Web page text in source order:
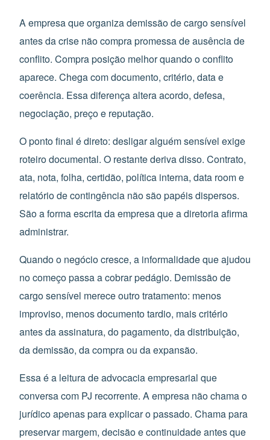
A empresa que organiza demissão de cargo sensível
antes da crise não compra promessa de ausência de
conflito. Compra posição melhor quando o conflito
aparece. Chega com documento, critério, data e
coerência. Essa diferença altera acordo, defesa,
negociação, preço e reputação.
O ponto final é direto: desligar alguém sensível exige
roteiro documental. O restante deriva disso. Contrato,
ata, nota, folha, certidão, política interna, data room e
relatório de contingência não são papéis dispersos.
São a forma escrita da empresa que a diretoria afirma
administrar.
Quando o negócio cresce, a informalidade que ajudou
no começo passa a cobrar pedágio. Demissão de
cargo sensível merece outro tratamento: menos
improviso, menos documento tardio, mais critério
antes da assinatura, do pagamento, da distribuição,
da demissão, da compra ou da expansão.
Essa é a leitura de advocacia empresarial que
conversa com PJ recorrente. A empresa não chama o
jurídico apenas para explicar o passado. Chama para
preservar margem, decisão e continuidade antes que